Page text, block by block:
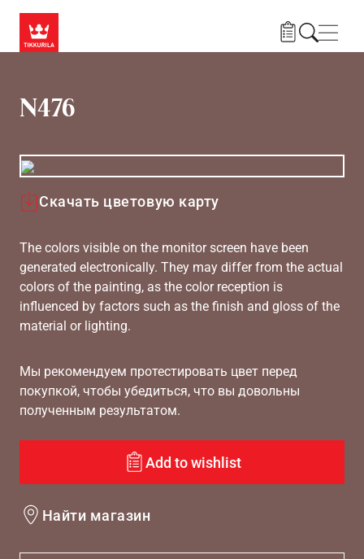
N476
Скачать цветовую карту
The colors visible on the monitor screen have been
generated electronically. They may differ from the actual
colors of the painting, as the color reception is
influenced by factors such as the finish and gloss of the
material or lighting.
Мы рекомендуем протестировать цвет перед
покупкой, чтобы убедиться, что вы довольны
полученным результатом.
Add to wishlist
Найти магазин